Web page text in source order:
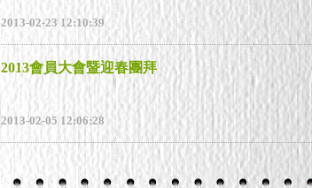
2013-02-23 12:10:39
2013會員大會暨迎春團拜
2013-02-05 12:06:28